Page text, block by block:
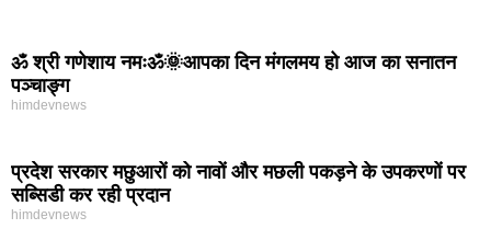
ॐ श्री गणेशाय नमःॐ🌞आपका दिन मंगलमय हो आज का सनातन
पञ्चाङ्ग
himdevnews
प्रदेश सरकार मछुआरों को नावों और मछली पकड़ने के उपकरणों पर
सब्सिडी कर रही प्रदान
himdevnews